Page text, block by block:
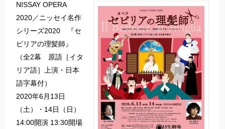
NISSAY OPERA
2020／ニッセイ名作
シリーズ2020 『セ
ビリアの理髪師』
（全2幕 原語［イタ
リア語］上演・日本
語字幕付）
2020年6月13日
（土）・14日（日）
14:00開演 13:30開場